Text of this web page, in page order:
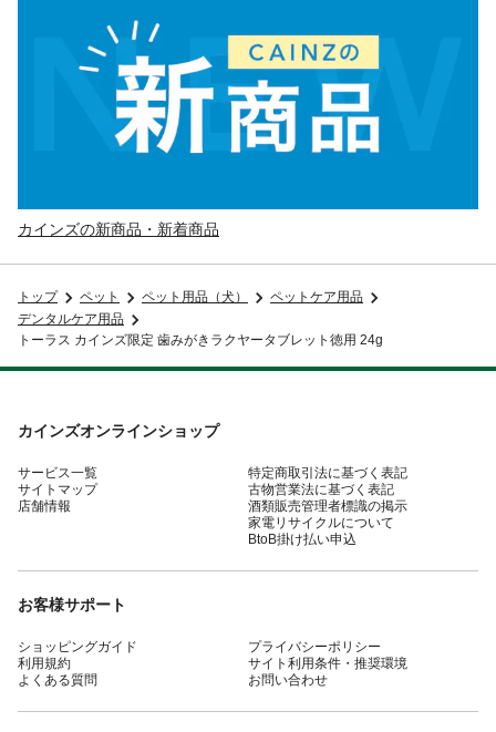
カインズの新商品・新着商品
トップ ペット ペット用品（犬）
ペットケア用品
デンタルケア用品
トーラス カインズ限定 歯みがきラクヤータブレット徳用 24g
カインズオンラインショップ
サービス一覧
サイトマップ
店舗情報
特定商取引法に基づく表記
古物営業法に基づく表記
酒類販売管理者標識の掲示
家電リサイクルについて
BtoB掛け払い申込
お客様サポート
ショッピングガイド
利用規約
よくある質問
プライバシーポリシー
サイト利用条件・推奨環境
お問い合わせ